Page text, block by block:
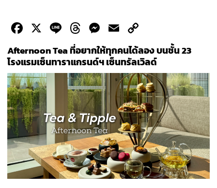
Facebook
X LineThreads
Messenger
Email
Link
Afternoon Teaที่อยากให้ทุกคนได้ลอง บนชั้น 23
โรงแรมเซ็นทาราแกรนด์ฯ เซ็นทรัลเวิลด์